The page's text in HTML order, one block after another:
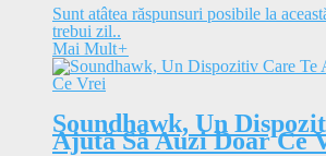
Sunt atâtea răspunsuri posibile la
trebui zil..
Mai Mult+
Soundhawk, Un
Ajută Să Auzi Doar Ce